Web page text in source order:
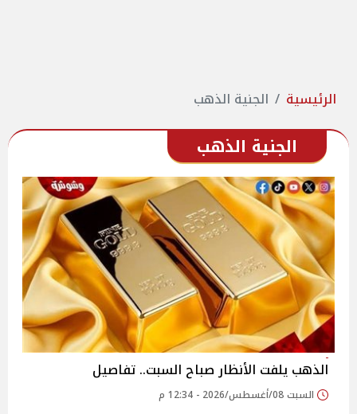
الرئيسية الجنية الذهب
الجنية الذهب
الذهب يلفت الأنظار صباح السبت.. تفاصيل
السبت 08/أغسطس/2026 - 12:34 م